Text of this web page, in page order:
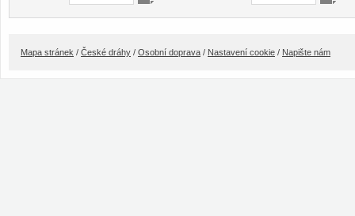
Mapa stránek / České dráhy / Osobní doprava / Nastavení cookie / Napište nám